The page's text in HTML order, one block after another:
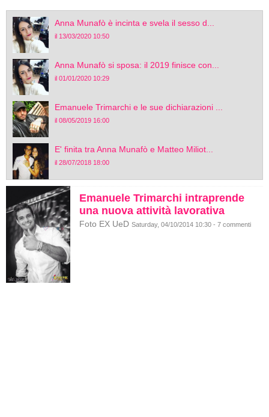
Anna Munafò è incinta e svela il sesso d...
il 13/03/2020 10:50
Anna Munafò si sposa: il 2019 finisce con...
il 01/01/2020 10:29
Emanuele Trimarchi e le sue dichiarazioni ...
il 08/05/2019 16:00
E' finita tra Anna Munafò e Matteo Miliot...
il 28/07/2018 18:00
Emanuele Trimarchi intraprende
una nuova attività lavorativa
Foto EX UeD Saturday, 04/10/2014 10:30 - 7 commenti